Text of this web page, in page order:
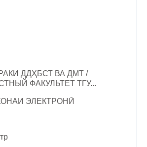
ДДҲБСТ ВА ДМТ /
ФАКУЛЬТЕТ ТГУ...
ЭЛЕКТРОНӢ